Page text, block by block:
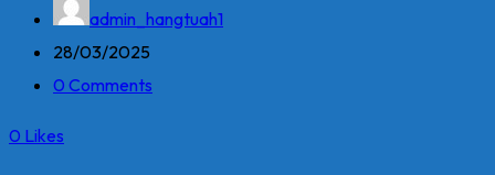
admin_hangtuah1
28/03/2025
0 Comments
0 Likes